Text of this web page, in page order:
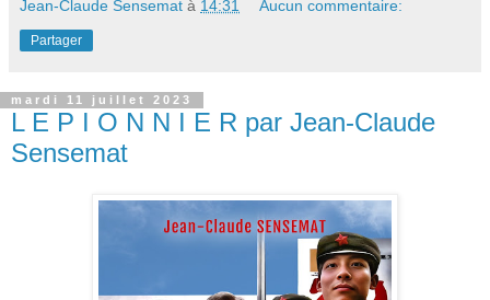
Jean-Claude Sensemat à 14:31 Aucun commentaire:
Partager
mardi 11 juillet 2023
L E P I O N N I E R par Jean-Claude
Sensemat